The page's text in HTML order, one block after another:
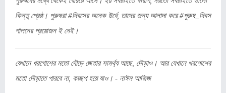
কিন্তু শ্রেষ্ঠ। পুরুষরা #দিবসের অনেক উর্ধে, তাদের জন্য আলাদা করে #পুরুষ_দিবস
পালনের প্রয়োজন ই নেই।
যেখানে খরগোশের মতো দৌড়ে জেতার সামর্থ্য আছে, দৌড়াও। আর যেখানে খরগোশের
মতো দৌড়াতে পারবে না, কচ্ছপ হয়ে যাও। - নাঈম আজিজ